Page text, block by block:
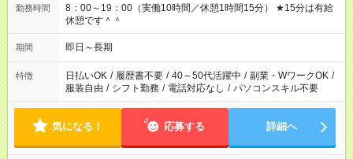
勤務時間
8：00～19：00（実働10時間／休憩1時間15分） ★15分は有給
休憩です＾＾
期間 即日～長期
特徴 日払いOK / 履歴書不要 / 40～50代活躍中 / 副業・WワークOK /
服装自由 / シフト勤務 / 電話対応なし / パソコンスキル不要
気になる！ 応募する 詳細へ